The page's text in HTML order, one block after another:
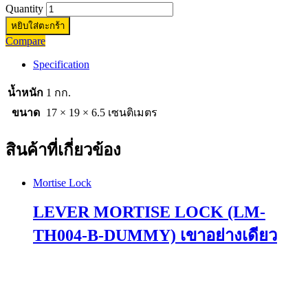
Quantity
หยิบใส่ตะกร้า
Compare
Specification
น้ำหนัก 1 กก.
ขนาด
17 × 19 × 6.5 เซนติเมตร
สินค้าที่เกี่ยวข้อง
Mortise Lock
LEVER MORTISE LOCK (LM-
TH004-B-DUMMY) เขาอย่างเดียว